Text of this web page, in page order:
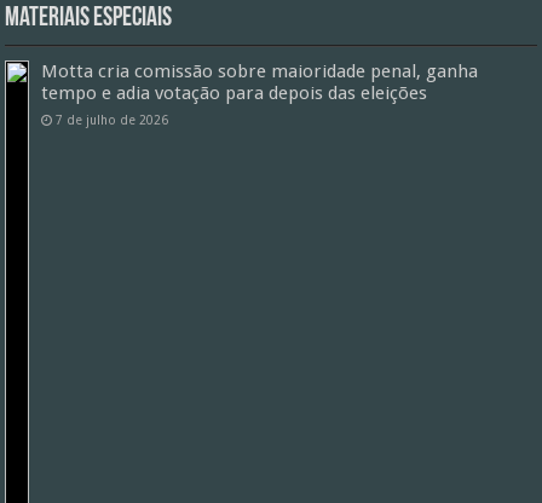
Materiais especiais
Motta cria comissão sobre maioridade penal, ganha
tempo e adia votação para depois das eleições
7 de julho de 2026